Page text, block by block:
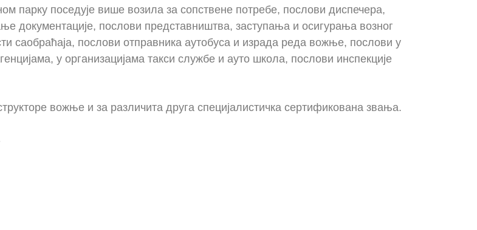
парку поседује више возила за сопствене потребе, послови диспечера,
документације, послови представништва, заступања и осигурања возног
саобраћаја, послови отправника аутобуса и израда реда вожње, послови у
у организацијама такси службе и ауто школа, послови инспекције
вожње и за различита друга специјалистичка сертификована звања.